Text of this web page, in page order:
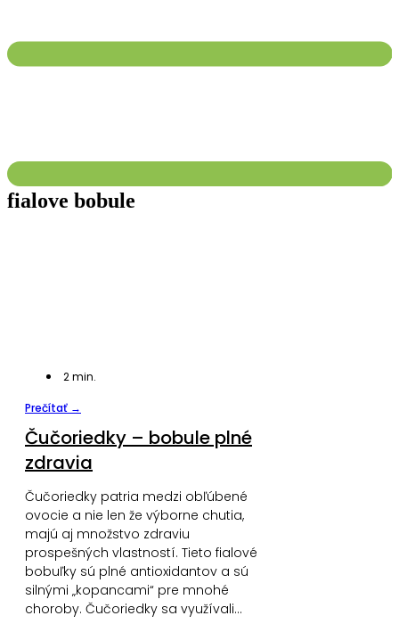
fialove bobule
2min.
Prečítať →
Čučoriedky – bobule plné
zdravia
Čučoriedky patria medzi obľúbené
ovocie a nie len že výborne chutia,
majú aj množstvo zdraviu
prospešných vlastností. Tieto fialové
bobuľky sú plné antioxidantov a sú
silnými „kopancami“ pre mnohé
choroby. Čučoriedky sa využívali…